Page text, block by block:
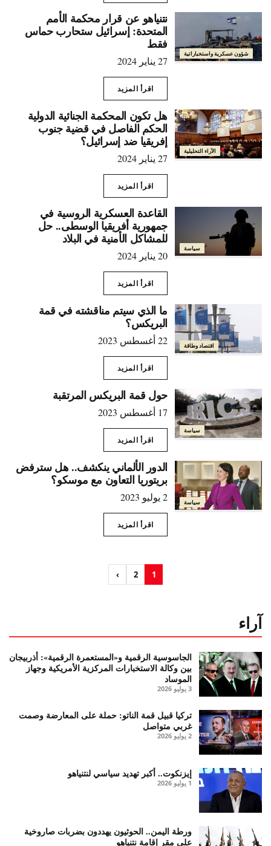
شؤون عسكرية واستخباراتية
نتنياهو عن قرار محكمة الأمم
المتحدة: إسرائيل ستحارب حماس
فقط
27 يناير 2024
اقرأ المزيد
الآراء التحليلية
هل تكون المحكمة الجنائية الدولية
الحكم الفاصل في قضية جنوب
إفريقيا ضد إسرائيل؟
27 يناير 2024
اقرأ المزيد
سياسة
القاعدة العسكرية الروسية في
جمهورية أفريقيا الوسطى.. حل
للمشاكل الأمنية في البلاد
20 يناير 2024
اقرأ المزيد
اقتصاد وطاقة
ما الذي سيتم مناقشته في قمة
البريكس؟
22 أغسطس 2023
اقرأ المزيد
سياسة
حول قمة البريكس المرتقبة
17 أغسطس 2023
اقرأ المزيد
سياسة
الدور الألماني ينكشف.. هل سترفض
بريتوريا التعاون مع موسكو؟
2 يوليو 2023
اقرأ المزيد
1
2
›
آراء
الجاسوسية الرقمية و«المستعمرة الرقمية»: أذربيجان
بين وكالة الاستخبارات المركزية الأمريكية وجهاز
الموساد
3 يوليو 2026
تركيا قبيل قمة الناتو: حملة على المعارضة وصمت
غربي متواصل
2 يوليو 2026
إيزنكوت.. أكبر تهديد سياسي لنتنياهو
1 يوليو 2026
ورطة اليمن.. الحوثيون يهددون بضربات صاروخية
على مقر إقامة نتنياهو